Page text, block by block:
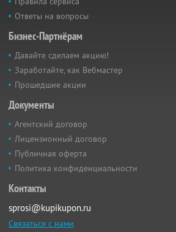
Ответы на вопросы
Бизнес-Партнёрам
Давайте сделаем акцию!
Заработайте, как Вебмастер
Прошедшие акции
Документы
Агентский договор
Лицензионный договор
Публичная оферта
Политика конфиденциальности
Контакты
sprosi@kupikupon.ru
Связаться с нами